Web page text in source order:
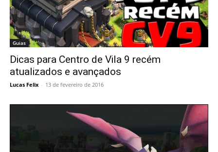
Guias
Dicas para Centro de Vila 9 recém
atualizados e avançados
Lucas Felix - 13 de fevereiro de 2016